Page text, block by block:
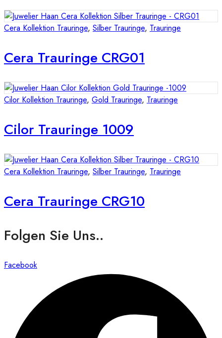
Cera Kollektion Trauringe, Silber Trauringe, Trauringe
Cera Trauringe CRG01
Cilor Kollektion Trauringe, Gold Trauringe, Trauringe
Cilor Trauringe 1009
Cera Kollektion Trauringe, Silber Trauringe, Trauringe
Cera Trauringe CRG10
Folgen Sie Uns..
Facebook